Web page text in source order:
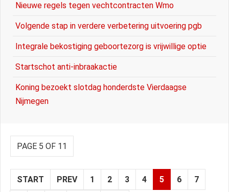
Nieuwe regels tegen vechtcontracten Wmo
Volgende stap in verdere verbetering uitvoering pgb
Integrale bekostiging geboortezorg is vrijwillige optie
Startschot anti-inbraakactie
Koning bezoekt slotdag honderdste Vierdaagse
Nijmegen
PAGE 5 OF 11
START PREV 1 2 3 4 5 6 7